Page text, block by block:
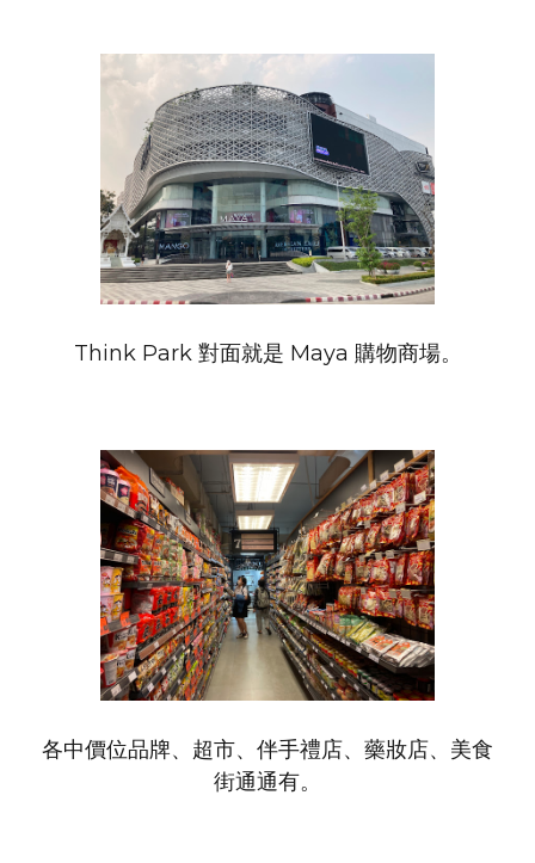
Think Park 對面就是 Maya 購物商場。
各中價位品牌、超市、伴手禮店、藥妝店、美食
街通通有。